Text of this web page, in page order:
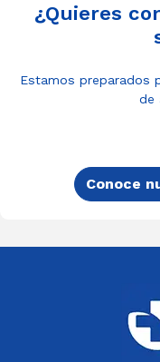
¿Quieres
Estamos preparados
de
Conoce